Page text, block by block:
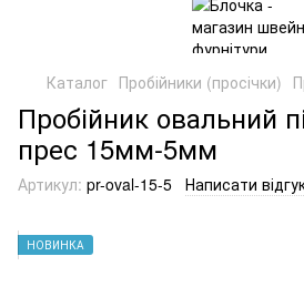
Каталог Пробійники (просічки)
Пробійник овальний
прес 15мм-5мм
Артикул: pr-oval-15-5 Написати
НОВИНКА